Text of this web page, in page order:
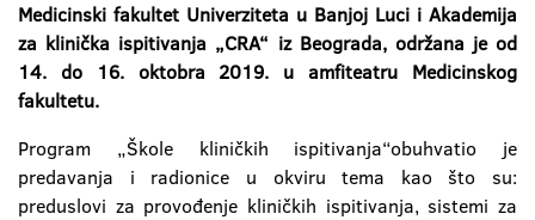
Medicinski fakultet Univerziteta u Banjoj Luci i Akademija
za klinička ispitivanja „CRA“ iz Beograda, održana je od
14. do 16. oktobra 2019. u amfiteatru Medicinskog
fakultetu.
Program „Škole kliničkih ispitivanja“obuhvatio je
predavanja i radionice u okviru tema kao što su:
preduslovi za provođenje kliničkih ispitivanja, sistemi za